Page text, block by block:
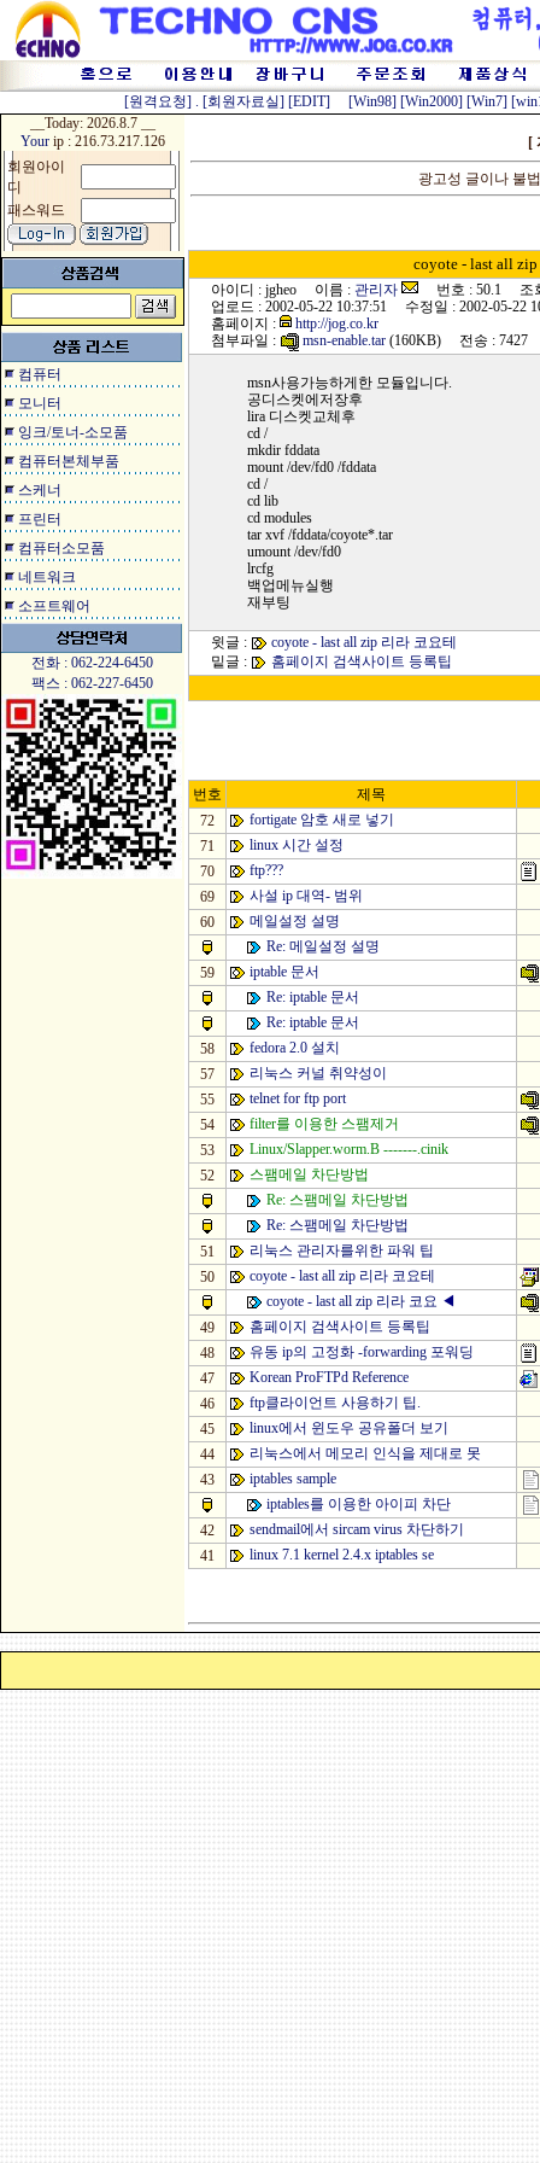
[원격요청] . [회원자료실] [EDIT] [Win98] [Win2000] [Win7]
__Today: 2026.8.7 __
Your ip : 216.73.217.126
회원아이
디
패스워드
컴퓨터
모니터
잉크/토너-소모품
컴퓨터본체부품
스케너
프린터
컴퓨터소모품
네트워크
소프트웨어
전화 : 062-224-6450
팩스 : 062-227-6450
[
광고성 글이나 불
coyote - last all
아이디 : jgheo 이름 : 관리자
번호 : 50.1 조회
업로드 : 2002-05-22 10:37:51 수정일 : 2002-05-22
홈페이지 :
http://jog.co.kr
첨부파일 :
msn-enable.tar(160KB) 전송 : 7427
msn사용가능하게한 모듈입니다.
공디스켓에저장후
lira 디스켓교체후
cd /
mkdir fddata
mount /dev/fd0 /fddata
cd /
cd lib
cd modules
tar xvf /fddata/coyote*.tar
umount /dev/fd0
lrcfg
백업메뉴실행
재부팅
윗글 :
coyote - last all zip 리라 코요테
밑글 :
홈페이지 검색사이트 등록팁
번호
제목
72
fortigate 암호 새로 넣기
71
linux 시간 설정
70
ftp???
69
사설 ip 대역- 범위
60
메일설정 설명
Re: 메일설정 설명
59
iptable 문서
Re: iptable 문서
Re: iptable 문서
58
fedora 2.0 설치
57
리눅스 커널 취약성이
55
telnet for ftp port
54
filter를 이용한 스팸제거
53
Linux/Slapper.worm.B -------.cinik
52
스팸메일 차단방법
Re: 스팸메일 차단방법
Re: 스팸메일 차단방법
51
리눅스 관리자를위한 파워 팁
50
coyote - last all zip 리라 코요테
coyote - last all zip 리라 코요 ◀
49
홈페이지 검색사이트 등록팁
48
유동 ip의 고정화 -forwarding 포워딩
47
Korean ProFTPd Reference
46
ftp클라이언트 사용하기 팁.
45
linux에서 윈도우 공유폴더 보기
44
리눅스에서 메모리 인식을 제대로 못
43
iptables sample
iptables를 이용한 아이피 차단
42
sendmail에서 sircam virus 차단하기
41
linux 7.1 kernel 2.4.x iptables se